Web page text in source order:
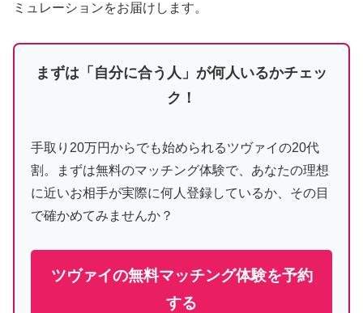
ミュレーションをお届けします。
まずは「自分に合う人」が何人いるかチェッ
ク！
手取り20万円からでも始められるツヴァイの20代
割。まずは無料のマッチング体験で、あなたの理想
に近いお相手が実際に何人登録しているか、その目
で確かめてみませんか？
ツヴァイの無料マッチング体験を予約
する